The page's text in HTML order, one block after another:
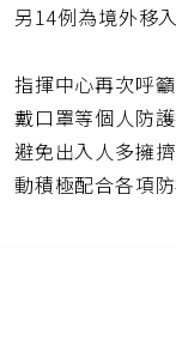
另14例為境外移
指揮中心再次呼
戴口罩等個人防
避免出入人多擁
動積極配合各項